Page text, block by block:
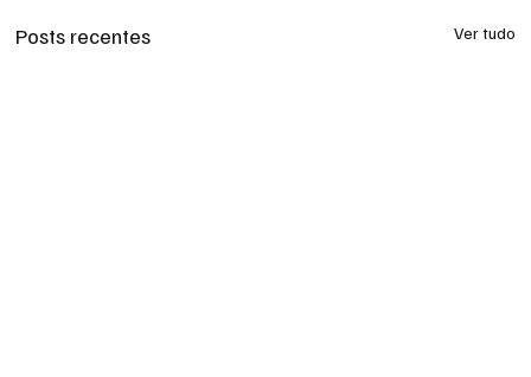
Posts recentes Ver tudo